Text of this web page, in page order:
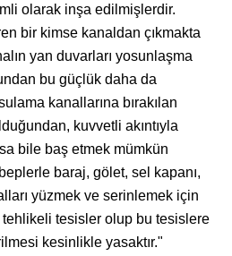
olarak inşa edilmişlerdir.
bir kimse kanaldan çıkmakta
yan duvarları yosunlaşma
bu güçlük daha da
kanallarına bırakılan
kuvvetli akıntıyla
bile baş etmek mümkün
baraj, gölet, sel kapanı,
yüzmek ve serinlemek için
tesisler olup bu tesislere
kesinlikle yasaktır."